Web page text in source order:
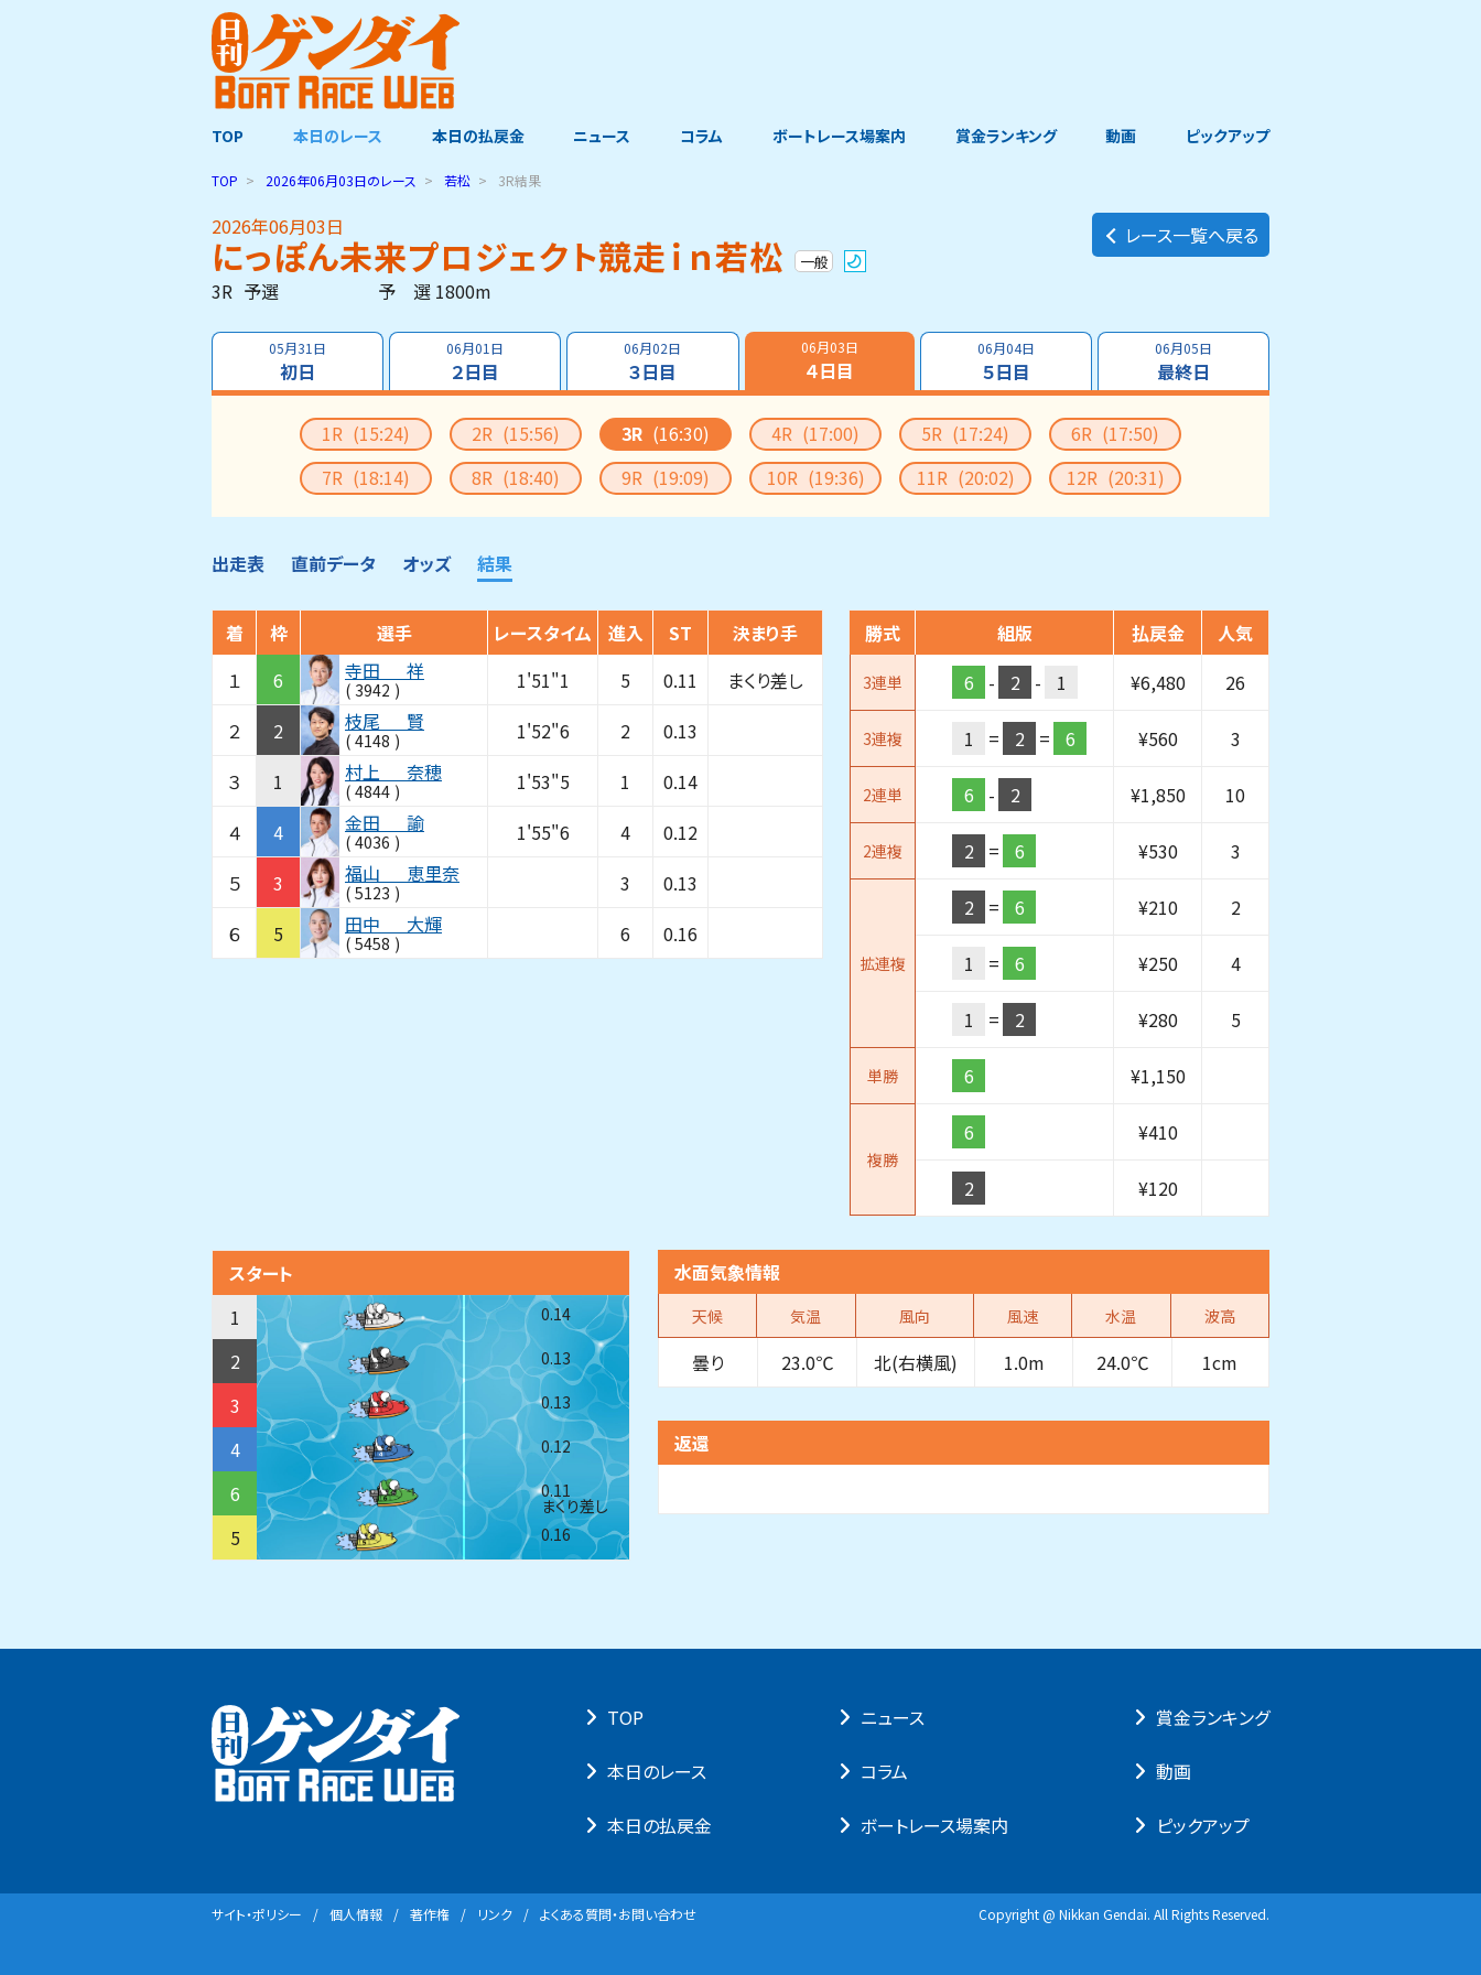
TOP 本日のレース 本日の払戻金 ニュース コラム ボートレース場案内 賞金ランキング 動画 ピックアップ
TOP 2026年06月03日のレース 若松 3R結果
2026年06月03日
にっぽん未来プロジェクト競走ｉｎ若松 一般
3R 予選 予 選 1800m
レース一覧へ戻る
05月31日
初日
06月01日
２日目
06月02日
３日目
06月03日
４日目
06月04日
５日目
06月05日
最終日
1R (15:24) 2R (15:56) 3R (16:30) 4R (17:00) 5R (17:24) 6R (17:50)
7R (18:14) 8R (18:40) 9R (19:09) 10R (19:36) 11R (20:02) 12R (20:31)
出走表 直前データ オッズ 結果
着 枠 選手 レースタイム 進入 ST
決まり手
１
6 寺田 祥
( 3942 ) 1'51"1 5 0.11
まくり差し
２
2 枝尾 賢
( 4148 ) 1'52"6 2
0.13
３
1 村上 奈穂
( 4844 ) 1'53"5 1
0.14
４
4 金田 諭
( 4036 ) 1'55"6 4
0.12
５
3 福山 恵里奈
( 5123 ) 3
0.13
６
5 田中 大輝
( 5458 ) 6 0.16
勝式 組版 払戻金 人気
3連単 6 - 2 - 1 ¥6,480 26
3連複 1 = 2 = 6 ¥560 3
2連単 6 - 2 ¥1,850 10
2連複 2 = 6 ¥530 3
拡連複
2 = 6 ¥210 2
1 = 6 ¥250 4
1 = 2 ¥280 5
単勝 6 ¥1,150
複勝
6 ¥410
2 ¥120
スタート
1
0.14
2 0.13
3 0.13
4 0.12
6 0.11
まくり差し
5 0.16
水面気象情報
天候
曇り
気温
23.0℃
風向
北(右横風)
風速
1.0m
水温
24.0℃
波高
1cm
返還
TOP
本⽇のレース
本⽇の払戻⾦
ニュース
コラム
ボートレース場案内
賞⾦ランキング
動画
ピックアップ
サイト・ポリシー 個⼈情報 著作権 リンク よくある質問・お問い合わせ Copyright @ Nikkan Gendai. All Rights Reserved.